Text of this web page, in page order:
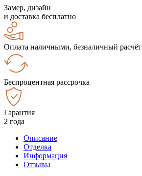
Замер, дизайн
и доставка бесплатно
Оплата наличными, безналичный расчёт
Беспроцентная рассрочка
Гарантия
2 года
Описание
Отделка
Информация
Отзывы